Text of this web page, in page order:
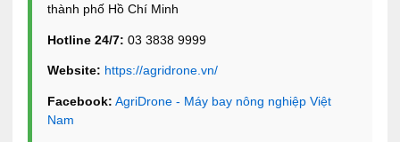
thành phố Hồ Chí Minh
Hotline 24/7: 03 3838 9999
Website: https://agridrone.vn/
Facebook: AgriDrone - Máy bay nông nghiệp Việt
Nam